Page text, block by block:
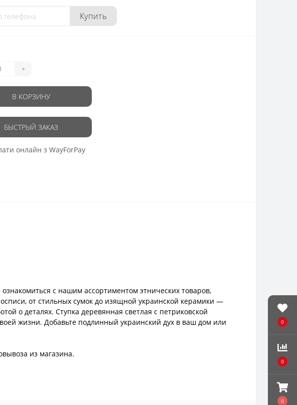
0
0
0
Купить
+
В КОРЗИНУ
БЫСТРЫЙ ЗАКАЗ
онлайн з WayForPay
с нашим ассортиментом этнических товаров,
от стильных сумок до изящной украинской керамики —
о деталях. Ступка деревянная светлая с петриковской
жизни. Добавьте подлинный украинский дух в ваш дом или
из магазина.